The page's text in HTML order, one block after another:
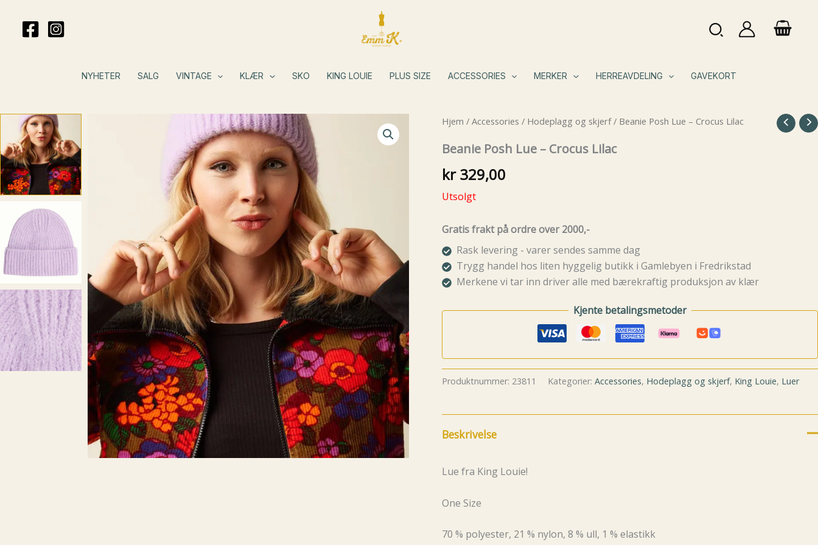
Søk
NYHETER SALG VINTAGE KLÆR SKO KING LOUIE PLUS SIZE ACCESSORIES MERKER HERREAVDELING GAVEKORT
Hjem / Accessories / Hodeplagg og skjerf/ Beanie Posh Lue – Crocus Lilac
Beanie Posh Lue – Crocus Lilac
kr329,00
Utsolgt
Gratis frakt på ordre over 2000,-
Rask levering - varer sendes samme dag
Trygg handel hos liten hyggelig butikk i Gamlebyen i Fredrikstad
Merkene vi tar inn driver alle med bærekraftig produksjon av klær
Kjente betalingsmetoder
Produktnummer: 23811 Kategorier: Accessories, Hodeplagg og skjerf, King Louie, Luer
Beskrivelse
Lue fra King Louie!
One Size
70 % polyester, 21 % nylon, 8 % ull, 1 % elastikk